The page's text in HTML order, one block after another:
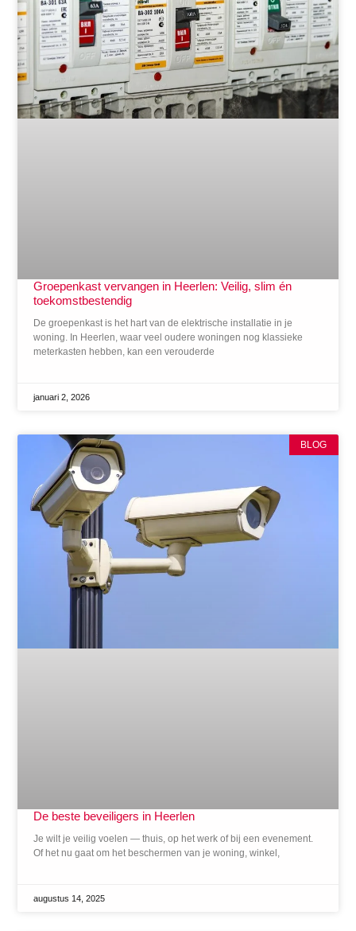
Groepenkast vervangen in Heerlen: Veilig, slim én
toekomstbestendig
De groepenkast is het hart van de elektrische installatie in je
woning. In Heerlen, waar veel oudere woningen nog klassieke
meterkasten hebben, kan een verouderde
januari 2, 2026
BLOG
De beste beveiligers in Heerlen
Je wilt je veilig voelen — thuis, op het werk of bij een evenement.
Of het nu gaat om het beschermen van je woning, winkel,
augustus 14, 2025